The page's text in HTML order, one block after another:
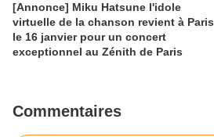
[Annonce] Miku Hatsune l'idole
virtuelle de la chanson revient à Paris
le 16 janvier pour un concert
exceptionnel au Zénith de Paris
Commentaires